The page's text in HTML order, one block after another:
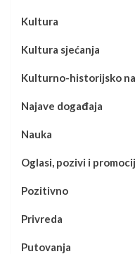
Kultura
Kultura sjećanja
Kulturno-historijsko
Najave događaja
Nauka
Oglasi, pozivi i
Pozitivno
Privreda
Putovanja